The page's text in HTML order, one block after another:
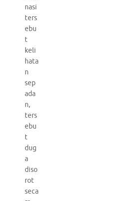
nasi
ters
ebu
t
keli
hata
n
sep
ada
n,
ters
ebu
t
dug
a
diso
rot
seca